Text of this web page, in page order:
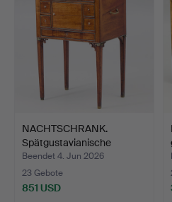
NACHTSCHRANK.
Spätgustavianische
Stockholm…
Beendet 4. Jun 2026
23 Gebote
851 USD